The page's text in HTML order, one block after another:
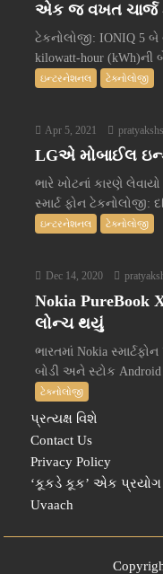
એક જ વખત ચાર્જ
ટેકનોલોજી: IONIQ 5
kilowatt-hour
ઇન્ટરનેશનલ ટેક્નોલોજી
Apr 5, 2021
LGએ મોબાઈલ
ભારે ખોટનાં કારણે
સ્માર્ટ ફોન ટેકનોલોજી:
ઇન્ટરનેશનલ ટેક્નોલોજી
Dec 14, 2020
Nokia PureBook
લોન્ચ થયું
ભારતમાં Nokia
બોડી અને સ્ટોક
ટેક્નોલોજી
પ્રત્યક્ષ વિશે
Contact Us
Privacy Policy
‘કૂકડે કૂક’ એક પ્રયોગ
Uvaach